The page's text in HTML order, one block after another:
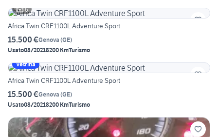
6
Africa Twin CRF1100L Adventure Sport
15.500 €Genova (GE)
Usato08/20218200 KmTurismo
Vetrina
Africa Twin CRF1100L Adventure Sport
15.500 €Genova (GE)
Usato08/20218200 KmTurismo